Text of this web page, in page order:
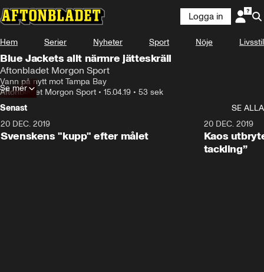
Logga in
Hem Serier Nyheter Sport Nöje Livsstil
Blue Jackets allt närmre jätteskräll
Aftonbladet Morgon Sport
Vann på nytt mot Tampa Bay
Aftonbladet Morgon Sport • 15.04.19 • 53 sek
Se mer
Senast
SE ALLA
20 DEC. 2019
Svenskens "kupp" efter målet
20 DEC. 2019
Kaos
tackling”